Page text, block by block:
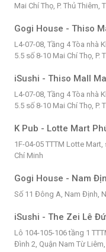
Mai Chí Thọ, P. Thủ Thiêm,
Gogi House - Thiso
L4-07-08, Tầng 4 Tòa nhà
5.5 số 8-10 Mai Chí Thọ, P.
iSushi - Thiso Mall
L4-07-08, Tầng 4 Tòa nhà
5.5 số 8-10 Mai Chí Thọ, P.
K Pub - Lotte Mart
1F-04-05 TTTM Lotte Mart,
Chí Minh
Gogi House - Nam
Số 11 Đông A, Nam Định,
iSushi - The Zei Lê
Lô 104-105-106 tầng 1
Đình 2, Quận Nam Từ